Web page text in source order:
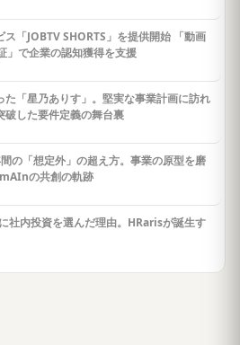
「JOBTV SHORTS」を提供開始 「動画
」で企業の認知獲得を支援
た「星乃ありす」。堅実な事業計画に訪れ
破した要件定義の舞台裏
の「想定外」の超え方。事業の原型を磨
の共創の軌跡
社内投資を選んだ理由。HRarisが誕生す